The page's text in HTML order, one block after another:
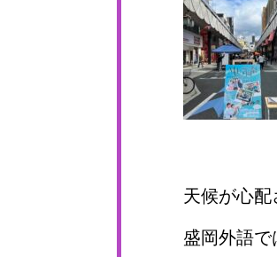
天候が心
盛岡外語で